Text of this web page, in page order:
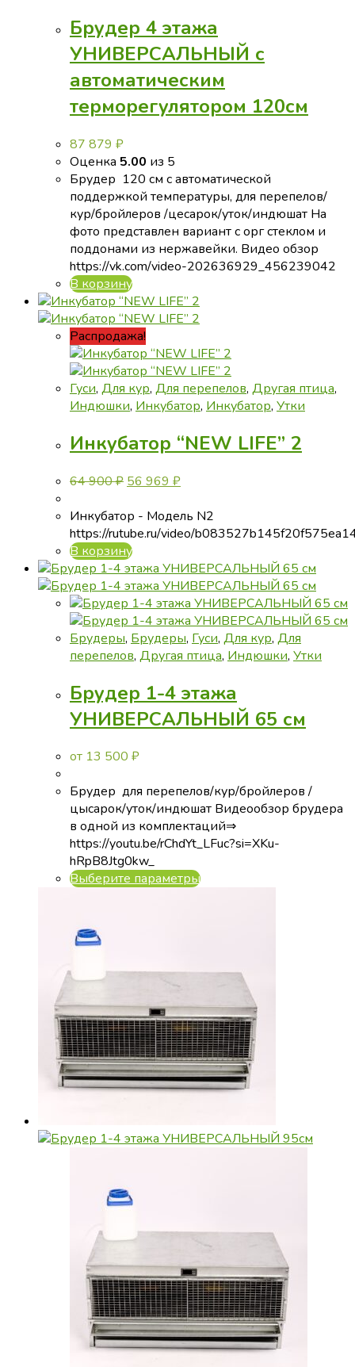
Брудер 4 этажа
УНИВЕРСАЛЬНЫЙ с
автоматическим
терморегулятором 120см
87 879 ₽
Оценка 5.00 из 5
Брудер 120 см с автоматической
поддержкой температуры, для перепелов/
кур/бройлеров /цесарок/уток/индюшат На
фото представлен вариант с орг стеклом и
поддонами из нержавейки. Видео обзор
https://vk.com/video-202636929_456239042
В корзину
Распродажа!
Гуси, Для кур, Для перепелов, Другая птица,
Индюшки, Инкубатор, Инкубатор, Утки
Инкубатор “NEW LIFE” 2
64 900₽ Первоначальная
составляла
64
900 ₽.
56 969 ₽Текущая
56
969 ₽.
Инкубатор - Модель N2
https://rutube.ru/video/
В корзину
Брудеры, Брудеры, Гуси, Для кур, Для
перепелов, Другая птица, Индюшки, Утки
Брудер 1-4 этажа
УНИВЕРСАЛЬНЫЙ 65 см
от 13 500 ₽
Брудер для перепелов/кур/бройлеров /
цысарок/уток/индюшат Видеообзор брудера
в одной из комплектаций⇒
https://youtu.be/rChdYt_LFuc?si=XKu-
hRpB8Jtg0kw_
Выберите параметрыЭтот
на
странице
товара.